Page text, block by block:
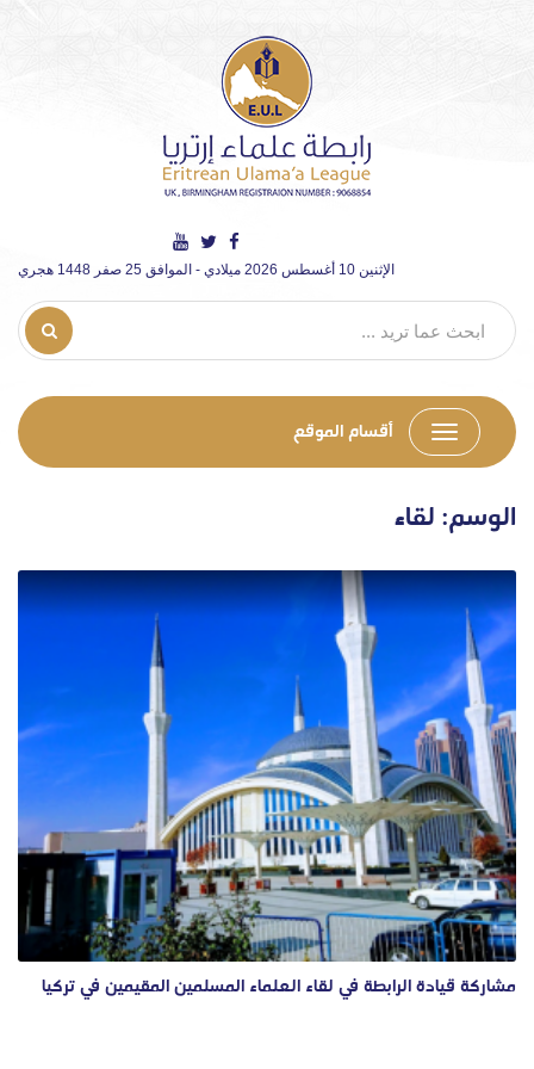
الإثنين 10 أغسطس 2026 ميلادي - الموافق 25 صفر 1448 هجري
أقسام الموقع
الوسم:لقاء
مشاركة قيادة الرابطة في لقاء العلماء المسلمين المقيمين في تركيا